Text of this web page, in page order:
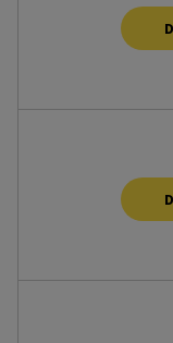
+421 33 7767 436
OC MAX, Gen. M.
+421 33 7767 477
OC MAX, F.